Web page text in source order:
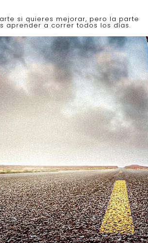
si quieres mejorar, pero la parte
aprender a correr todos los días.